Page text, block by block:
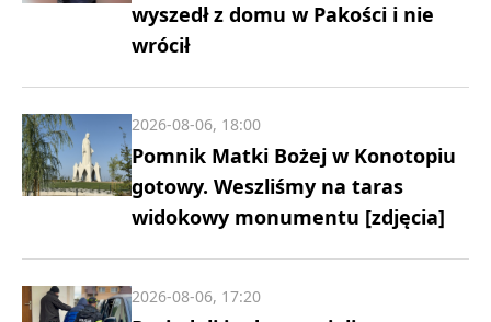
wyszedł z domu w Pakości i nie
wrócił
Pomnik Matki Bożej w Konotopiu
gotowy. Weszliśmy na taras
widokowy monumentu [zdjęcia]
2026-08-06, 18:00
2026-08-06, 17:20